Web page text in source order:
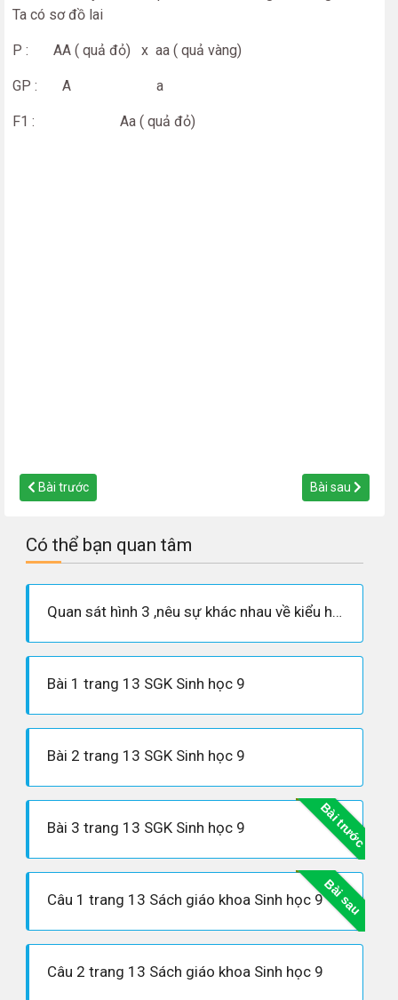
Ta có sơ đồ lai
P : AA ( quả đỏ) x aa ( quả vàng)
GP : A a
F1 : Aa ( quả đỏ)
Bài trước Bài sau
Có thể bạn quan tâm
Quan sát hình 3 ,nêu sự khác nhau về kiểu hình ở F1,F2 giữa trội không hoàn toàn với thí nghiệm của Menden.
Bài 1 trang 13 SGK Sinh học 9
Bài 2 trang 13 SGK Sinh học 9
Bài trước
Bài 3 trang 13 SGK Sinh học 9
Bài sau
Câu 1 trang 13 Sách giáo khoa Sinh học 9
Câu 2 trang 13 Sách giáo khoa Sinh học 9